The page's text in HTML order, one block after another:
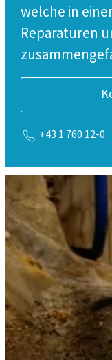
welche in
Reparaturen
+43 1 760 12-0